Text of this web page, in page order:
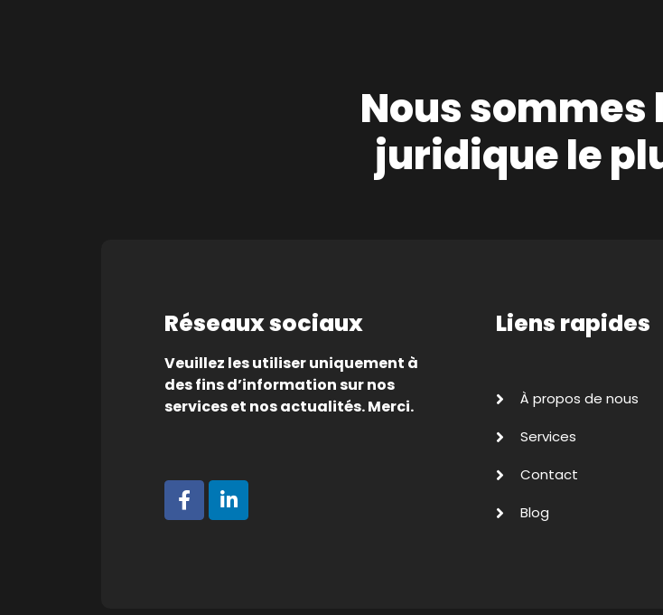
Nous sommes
juridique le
Réseaux sociaux
Veuillez les utiliser uniquement à
des fins d’information sur nos
services et nos actualités. Merci.
Liens rapides
À propos de nous
Services
Contact
Blog